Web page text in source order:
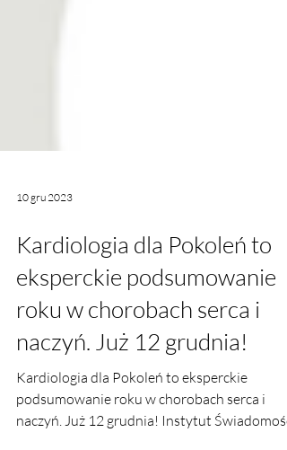
10 gru 2023
Kardiologia dla Pokoleń to
eksperckie podsumowanie
roku w chorobach serca i
naczyń. Już 12 grudnia!